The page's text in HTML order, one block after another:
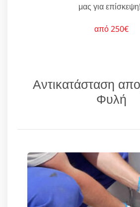
μας για
από 250€
Αντικατάσταση
Φυλή